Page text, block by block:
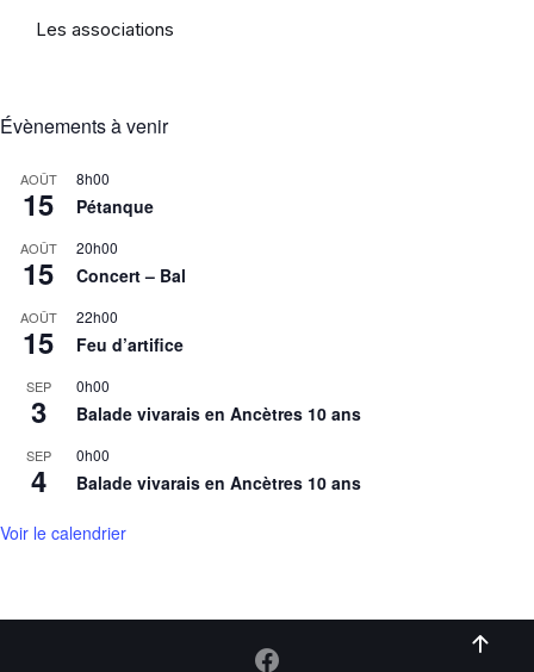
Les associations
Évènements à venir
AOÛT
15
8h00
Pétanque
AOÛT
15
20h00
Concert – Bal
AOÛT
15
22h00
Feu d’artifice
SEP
3
0h00
Balade vivarais en Ancètres 10 ans
SEP
4
0h00
Balade vivarais en Ancètres 10 ans
Voir le calendrier